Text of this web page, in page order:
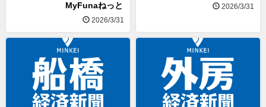
MyFunaねっと
2026/3/31
2026/3/31